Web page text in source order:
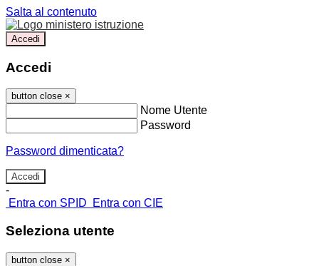
Salta al contenuto
Accedi
Accedi
button close ×
Nome Utente
Password
Password dimenticata?
-
Entra con SPID
Entra con CIE
Seleziona utente
button close ×